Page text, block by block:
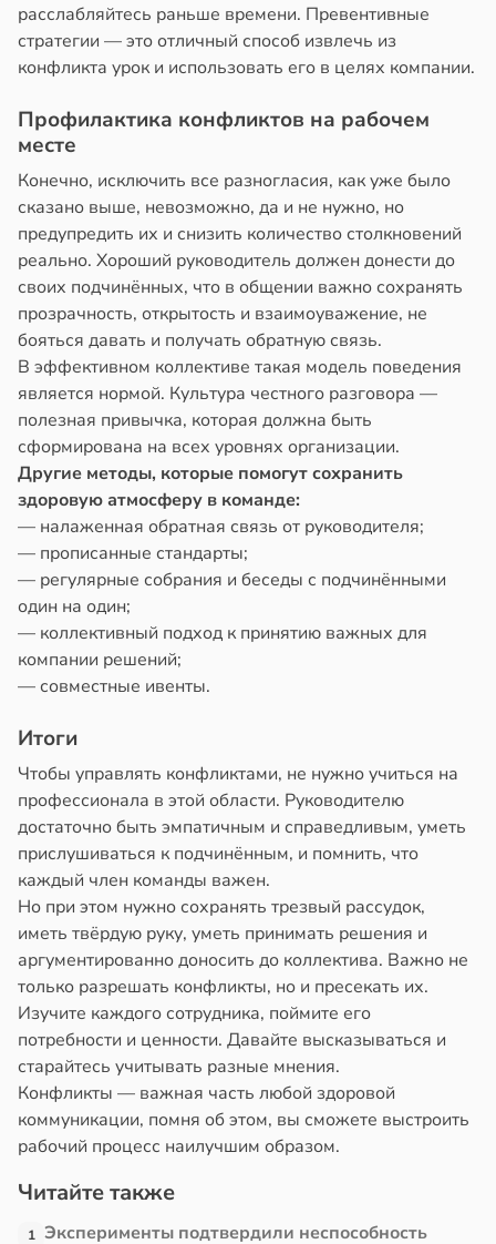
расслабляйтесь раньше времени. Превентивные
стратегии — это отличный способ извлечь из
конфликта урок и использовать его в целях компании.
Профилактика конфликтов на рабочем
месте
Конечно, исключить все разногласия, как уже было
сказано выше, невозможно, да и не нужно, но
предупредить их и снизить количество столкновений
реально. Хороший руководитель должен донести до
своих подчинённых, что в общении важно сохранять
прозрачность, открытость и взаимоуважение, не
бояться давать и получать обратную связь.
В эффективном коллективе такая модель поведения
является нормой. Культура честного разговора —
полезная привычка, которая должна быть
сформирована на всех уровнях организации.
Другие методы, которые помогут сохранить
здоровую атмосферу в команде:
— налаженная обратная связь от руководителя;
— прописанные стандарты;
— регулярные собрания и беседы с подчинёнными
один на один;
— коллективный подход к принятию важных для
компании решений;
— совместные ивенты.
Итоги
Чтобы управлять конфликтами, не нужно учиться на
профессионала в этой области. Руководителю
достаточно быть эмпатичным и справедливым, уметь
прислушиваться к подчинённым, и помнить, что
каждый член команды важен.
Но при этом нужно сохранять трезвый рассудок,
иметь твёрдую руку, уметь принимать решения и
аргументированно доносить до коллектива. Важно не
только разрешать конфликты, но и пресекать их.
Изучите каждого сотрудника, поймите его
потребности и ценности. Давайте высказываться и
старайтесь учитывать разные мнения.
Конфликты — важная часть любой здоровой
коммуникации, помня об этом, вы сможете выстроить
рабочий процесс наилучшим образом.
Читайте также
1 Эксперименты подтвердили неспособность